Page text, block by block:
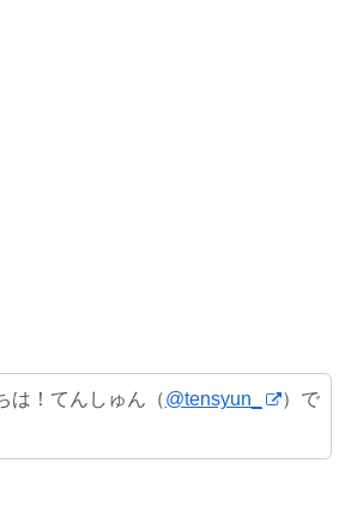
は！てんしゅん（@tensyun_
）で